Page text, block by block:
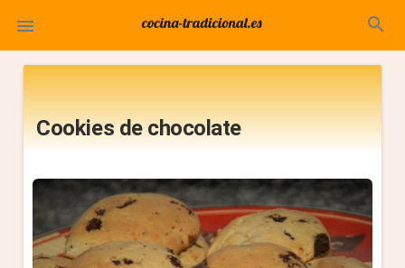
 search
Cookies de chocolate